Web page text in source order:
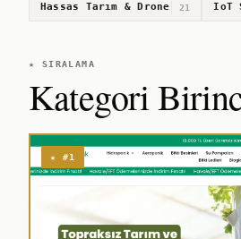
Hassas Tarım & Drone 21 IoT
★ SIRALAMA
Kategori
★ #1